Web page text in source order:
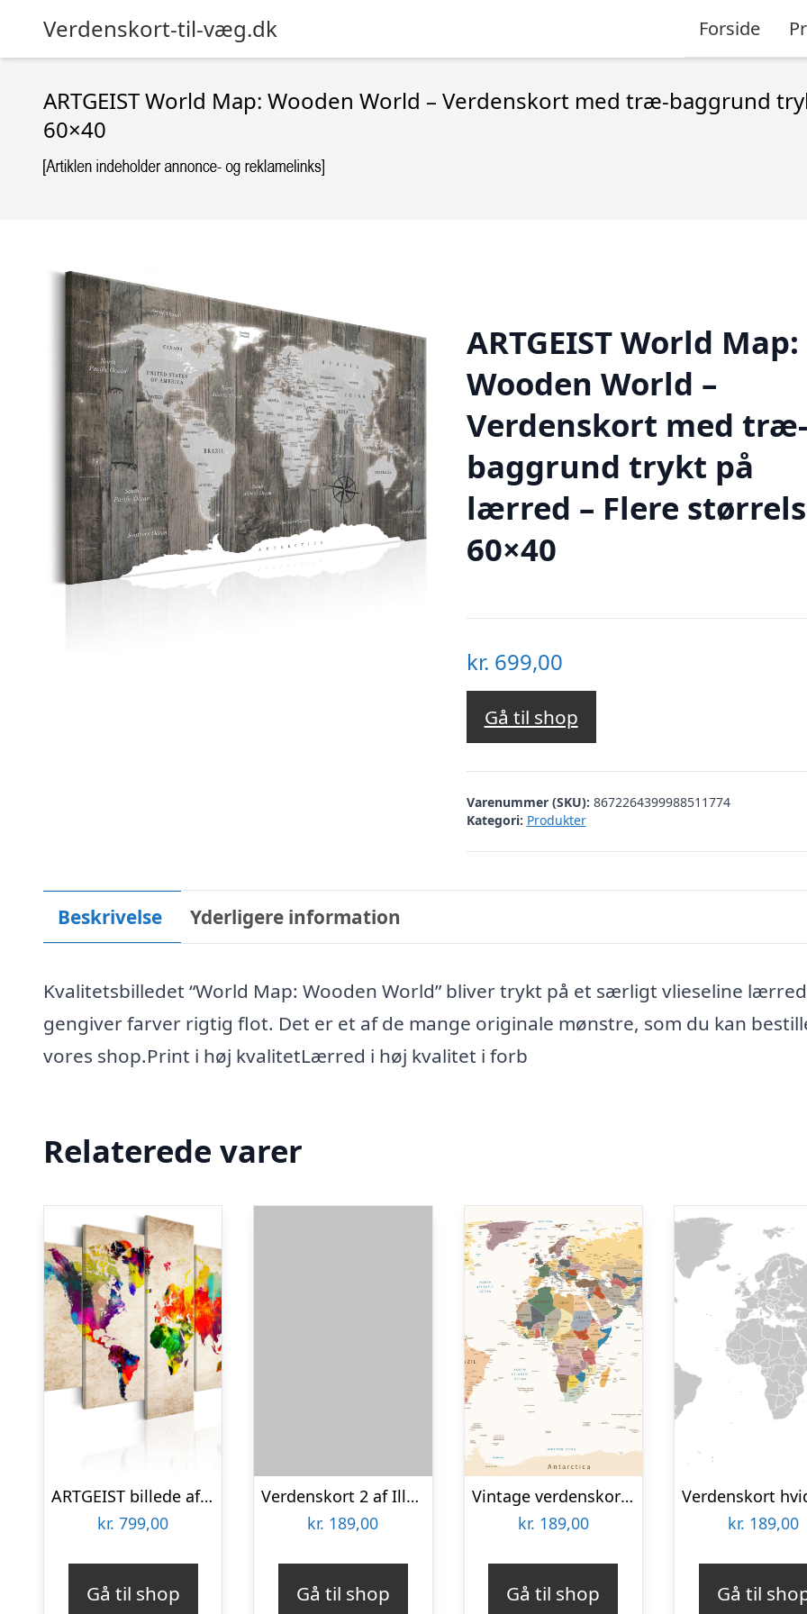
Verdenskort-til-væg.dk Forside
ARTGEIST World Map: Wooden World – Verdenskort med træ-baggrund
60×40
ARTGEIST World Map:
Wooden World –
Verdenskort med træ-
baggrund trykt på
lærred – Flere
60×40
kr. 699,00
Gå til shop
Varenummer (SKU): 8672264399988511774
Kategori: Produkter
Beskrivelse Yderligere information
Kvalitetsbilledet “World Map: Wooden World” bliver trykt på et særligt vlieseline
gengiver farver rigtig flot. Det er et af de mange originale mønstre, som du kan
vores shop.Print i høj kvalitetLærred i høj kvalitet i forb
Relaterede varer
ARTGEIST billede af verdenskort – Verdenskort: Abstract Fantasy – Flere størrelser 100×50
kr. 799,00
Gå til shop
Verdenskort 2 af Illux
kr. 189,00
Gå til shop
Vintage verdenskort af Illux
kr. 189,00
Gå til shop
kr. 189,00
Gå til